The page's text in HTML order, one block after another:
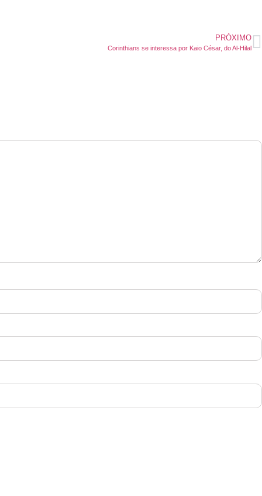
PRÓXIMO
Corinthians se interessa por Kaio César, do Al-Hilal